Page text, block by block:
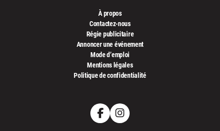
À propos
Contactez-nous
Régie publicitaire
Annoncer une événement
Mode d’emploi
Mentions légales
Politique de confidentialité